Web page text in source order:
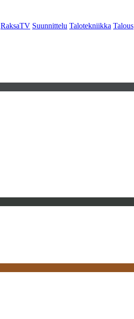
RaksaTV Suunnittelu Talotekniikka Talous